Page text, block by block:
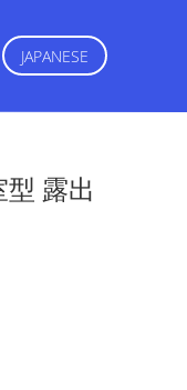
JAPANESE
露出